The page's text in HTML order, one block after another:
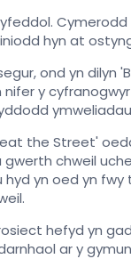
Cymerodd
hyn at
ond yn
y
the Street'
chweil
yn oed yn
hefyd yn
ar y